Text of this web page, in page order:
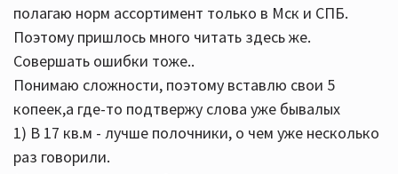
полагаю норм ассортимент только в Мск и СПБ.
Поэтому пришлось много читать здесь же.
Совершать ошибки тоже..
Понимаю сложности, поэтому вставлю свои 5
копеек,а где-то подтвержу слова уже бывалых
1) В 17 кв.м - лучше полочники, о чем уже несколько
раз говорили.